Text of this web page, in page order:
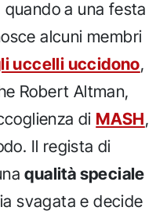
a una festa
alcuni membri
uccelli uccidono,
Robert Altman,
di MASH,
Il regista di
qualità speciale
svagata e decide